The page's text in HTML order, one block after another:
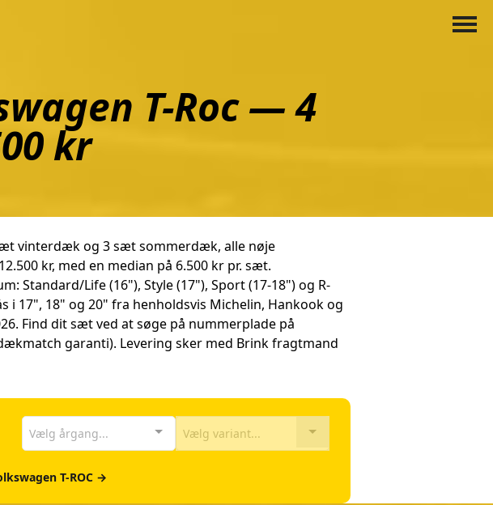
T-Roc — 4
kr
vinterdæk og 3 sæt sommerdæk, alle nøje
kr, med en median på 6.500 kr pr. sæt.
Standard/Life (16"), Style (17"), Sport (17-18") og R-
17", 18" og 20" fra henholdsvis Michelin, Hankook og
Find dit sæt ved at søge på nummerplade på
garanti). Levering sker med Brink fragtmand
Vælg årgang... Vælg variant...
T-ROC →